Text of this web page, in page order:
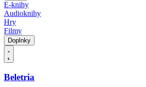
E-knihy
Audioknihy
Hry
Filmy
Doplnky
Beletria